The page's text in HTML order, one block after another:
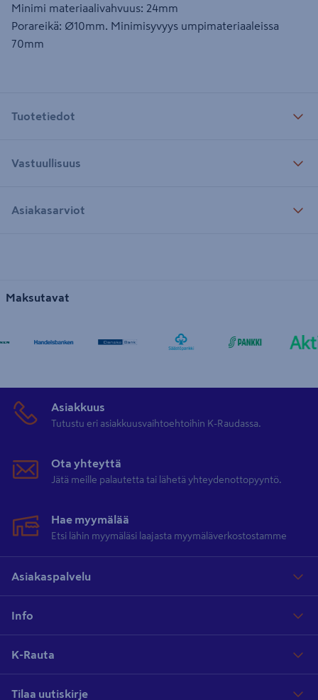
Minimi materiaalivahvuus: 24mm
Porareikä: Ø10mm. Minimisyvyys umpimateriaaleissa
70mm
Tuotetiedot
Vastuullisuus
Asiakasarviot
Maksutavat
Asiakkuus
Tutustu eri asiakkuusvaihtoehtoihin K-Raudassa.
Ota yhteyttä
Jätä meille palautetta tai lähetä yhteydenottopyyntö.
Hae myymälää
Etsi lähin myymäläsi laajasta myymäläverkostostamme
Asiakaspalvelu
Info
K-Rauta
Tilaa uutiskirje